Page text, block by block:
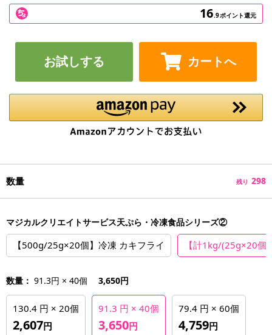
16.9ポイント還元
お試しする カートへ
数量 残り 298
マジカルクリエイトサービス天ぷら・冷凍食品シリーズ②
【500g/25g×20個】冷凍 カキフライ 【計1kg/(25g×20個
数量： 91.3円 × 40個 3,650円
130.4 円 × 20個
2,607円
91.3 円 × 40個
3,650円
79.4 円 × 60個
4,759円